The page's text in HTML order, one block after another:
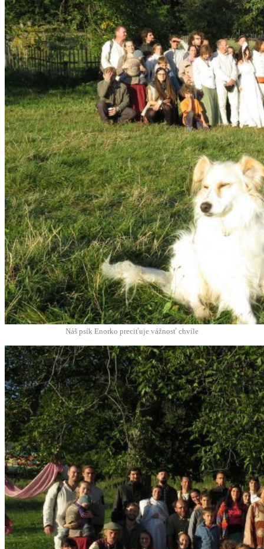
Náš psík Enorko pre­ciťu­je vážnosť chvíle